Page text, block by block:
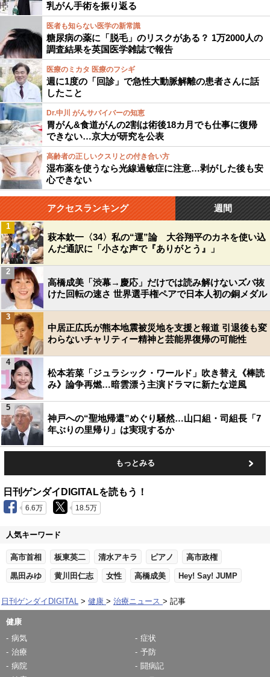
乳がん手術を振り返る
医者も知らない医学の新常識
糖尿病の薬に「脱毛」のリスクがある？ 1万2000人の
調査結果を英国医学雑誌で報告
医療のミカタ 医療のフシギ
週に1度の「回診」で急性大動脈解離の患者さんに話
したこと
Dr.中川 がんサバイバーの知恵
胃がん&食道がんの2割は術後18カ月でも仕事に復帰
できない…京大が研究を公表
高齢者の正しいクスリとの付き合い方
湿布薬を使うなら光線過敏症に注意…剥がした後も安
心できない
アクセスランキング 週間
萩本欽一〈34〉私の“運”論 大谷翔平のカネを使い込
んだ通訳に「小さな声で『ありがとう』」
1
高橋成美「渋幕→慶応」だけでは読み解けないズバ抜
けた回転の速さ 世界選手権ペアで日本人初の銅メダル
2
中居正広氏が熊本地震被災地を支援と報道 引退後も変
わらないチャリティー精神と芸能界復帰の可能性
3
松本若菜「ジュラシック・ワールド」吹き替え《棒読
み》論争再燃…暗雲漂う主演ドラマに新たな逆風
4
神戸への“聖地帰還”めぐり騒然…山口組・司組長「7
年ぶりの里帰り」は実現するか
5
もっとみる
日刊ゲンダイDIGITALを読もう！
6.6万 18.5万
人気キーワード
高市首相 板東英二 清水アキラ ピアノ 高市政権
黒田みゆ 黄川田仁志 女性 高橋成美 Hey! Say! JUMP
日刊ゲンダイDIGITAL 健康 治療ニュース 記事
健康
病気
症状
治療
予防
病院
闘病記